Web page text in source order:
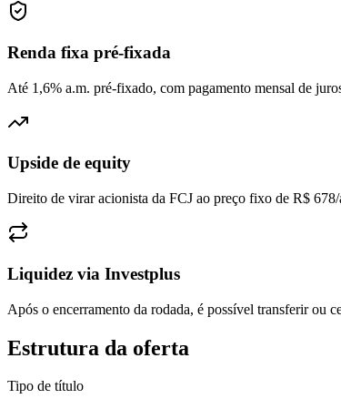
Renda fixa pré-fixada
Até 1,6% a.m. pré-fixado, com pagamento mensal de
Upside de equity
Direito de virar acionista da FCJ ao preço fixo de R$
Liquidez via Investplus
Após o encerramento da rodada, é possível transferir ou
Estrutura da oferta
Tipo de título